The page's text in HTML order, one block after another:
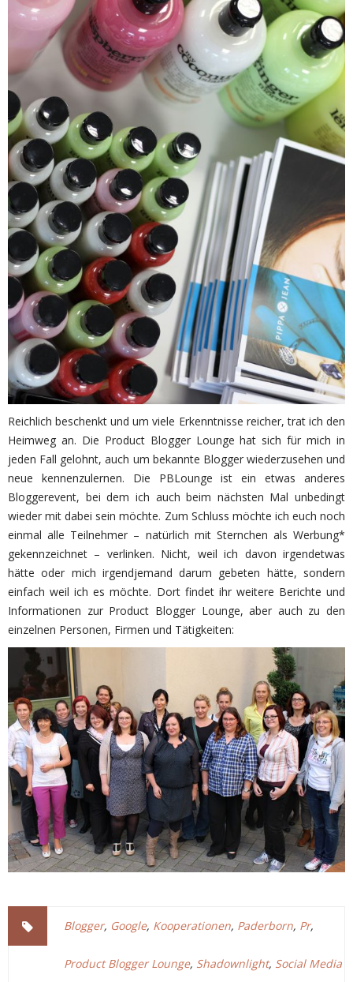
Reichlich beschenkt und um viele Erkenntnisse reicher, trat ich den
Heimweg an. Die Product Blogger Lounge hat sich für mich in
jeden Fall gelohnt, auch um bekannte Blogger wiederzusehen und
neue kennenzulernen. Die PBLounge ist ein etwas anderes
Bloggerevent, bei dem ich auch beim nächsten Mal unbedingt
wieder mit dabei sein möchte. Zum Schluss möchte ich euch noch
einmal alle Teilnehmer – natürlich mit Sternchen als Werbung*
gekennzeichnet – verlinken. Nicht, weil ich davon irgendetwas
hätte oder mich irgendjemand darum gebeten hätte, sondern
einfach weil ich es möchte. Dort findet ihr weitere Berichte und
Informationen zur Product Blogger Lounge, aber auch zu den
einzelnen Personen, Firmen und Tätigkeiten:
Blogger, Google, Kooperationen, Paderborn, Pr,
Product Blogger Lounge, Shadownlight, Social Media